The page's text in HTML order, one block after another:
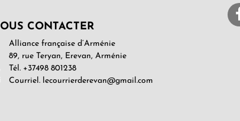
CONTACTER
Alliance française d’Arménie
89, rue Teryan, Erevan, Arménie
Tél. +37498 801238
Courriel. lecourrierderevan@gmail.com